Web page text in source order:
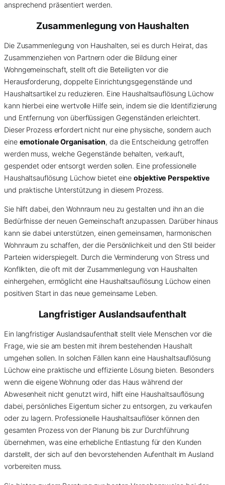
ansprechend präsentiert werden.
Zusammenlegung von Haushalten
Die Zusammenlegung von Haushalten, sei es durch Heirat, das
Zusammenziehen von Partnern oder die Bildung einer
Wohngemeinschaft, stellt oft die Beteiligten vor die
Herausforderung, doppelte Einrichtungsgegenstände und
Haushaltsartikel zu reduzieren. Eine Haushaltsauflösung Lüchow
kann hierbei eine wertvolle Hilfe sein, indem sie die Identifizierung
und Entfernung von überflüssigen Gegenständen erleichtert.
Dieser Prozess erfordert nicht nur eine physische, sondern auch
eine emotionale Organisation, da die Entscheidung getroffen
werden muss, welche Gegenstände behalten, verkauft,
gespendet oder entsorgt werden sollen. Eine professionelle
Haushaltsauflösung Lüchow bietet eineobjektive Perspektive
und praktische Unterstützung in diesem Prozess.
Sie hilft dabei, den Wohnraum neu zu gestalten und ihn an die
Bedürfnisse der neuen Gemeinschaft anzupassen. Darüber hinaus
kann sie dabei unterstützen, einen gemeinsamen, harmonischen
Wohnraum zu schaffen, der die Persönlichkeit und den Stil beider
Parteien widerspiegelt. Durch die Verminderung von Stress und
Konflikten, die oft mit der Zusammenlegung von Haushalten
einhergehen, ermöglicht eine Haushaltsauflösung Lüchow einen
positiven Start in das neue gemeinsame Leben.
Langfristiger Auslandsaufenthalt
Ein langfristiger Auslandsaufenthalt stellt viele Menschen vor die
Frage, wie sie am besten mit ihrem bestehenden Haushalt
umgehen sollen. In solchen Fällen kann eine Haushaltsauflösung
Lüchow eine praktische und effiziente Lösung bieten. Besonders
wenn die eigene Wohnung oder das Haus während der
Abwesenheit nicht genutzt wird, hilft eine Haushaltsauflösung
dabei, persönliches Eigentum sicher zu entsorgen, zu verkaufen
oder zu lagern. Professionelle Haushaltsauflöser können den
gesamten Prozess von der Planung bis zur Durchführung
übernehmen, was eine erhebliche Entlastung für den Kunden
darstellt, der sich auf den bevorstehenden Aufenthalt im Ausland
vorbereiten muss.